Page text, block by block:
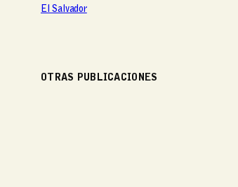
El Salvador
OTRAS PUBLICACIONES